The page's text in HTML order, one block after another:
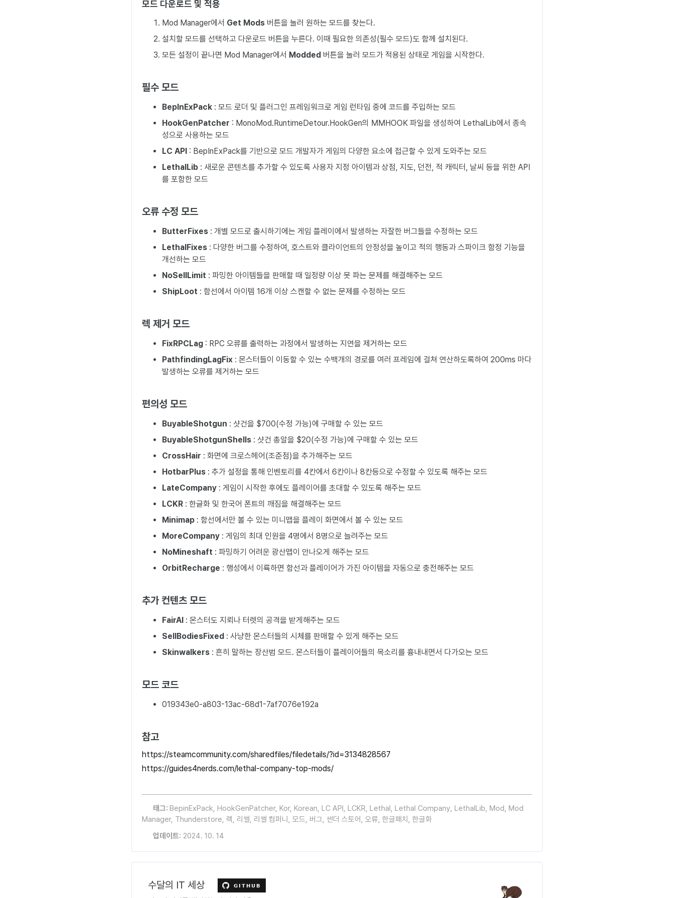
모드 다운로드 및 적용
Mod Manager에서 Get Mods 버튼을 눌러 원하는 모드를 찾는다.
설치할 모드를 선택하고 다운로드 버튼을 누른다. 이때 필요한 의존성(필수 모드)도 함께 설치된다.
모든 설정이 끝나면 Mod Manager에서 Modded 버튼을 눌러 모드가 적용된 상태로 게임을 시작한다.
필수 모드
BepInExPack : 모드 로더 및 플러그인 프레임워크로 게임 런타임 중에 코드를 주입하는 모드
HookGenPatcher : MonoMod.RuntimeDetour.HookGen의 MMHOOK 파일을 생성하여 LethalLib에서 종속
성으로 사용하는 모드
LC API : BepInExPack를 기반으로 모드 개발자가 게임의 다양한 요소에 접근할 수 있게 도와주는 모드
LethalLib : 새로운 콘텐츠를 추가할 수 있도록 사용자 지정 아이템과 상점, 지도, 던전, 적 캐릭터, 날씨 등을 위한 API
를 포함한 모드
오류 수정 모드
ButterFixes : 개별 모드로 출시하기에는 게임 플레이에서 발생하는 자잘한 버그들을 수정하는 모드
LethalFixes : 다양한 버그를 수정하여, 호스트와 클라이언트의 안정성을 높이고 적의 행동과 스파이크 함정 기능을
개선하는 모드
NoSellLimit : 파밍한 아이템들을 판매할 때 일정량 이상 못 파는 문제를 해결해주는 모드
ShipLoot : 함선에서 아이템 16개 이상 스캔할 수 없는 문제를 수정하는 모드
렉 제거 모드
FixRPCLag : RPC 오류를 출력하는 과정에서 발생하는 지연을 제거하는 모드
PathfindingLagFix : 몬스터들이 이동할 수 있는 수백개의 경로를 여러 프레임에 걸쳐 연산하도록하여 200ms 마다
발생하는 오류를 제거하는 모드
편의성 모드
BuyableShotgun : 샷건을 $700(수정 가능)에 구매할 수 있는 모드
BuyableShotgunShells : 샷건 총알을 $20(수정 가능)에 구매할 수 있는 모드
CrossHair : 화면에 크로스헤어(조준점)을 추가해주는 모드
HotbarPlus : 추가 설정을 통해 인벤토리를 4칸에서 6칸이나 8칸등으로 수정할 수 있도록 해주는 모드
LateCompany : 게임이 시작한 후에도 플레이어를 초대할 수 있도록 해주는 모드
LCKR : 한글화 및 한국어 폰트의 깨짐을 해결해주는 모드
Minimap : 함선에서만 볼 수 있는 미니맵을 플레이 화면에서 볼 수 있는 모드
MoreCompany : 게임의 최대 인원을 4명에서 8명으로 늘려주는 모드
NoMineshaft : 파밍하기 어려운 광산맵이 안나오게 해주는 모드
OrbitRecharge : 행성에서 이륙하면 함선과 플레이어가 가진 아이템을 자동으로 충전해주는 모드
추가 컨텐츠 모드
FairAI : 몬스터도 지뢰나 터렛의 공격을 받게해주는 모드
SellBodiesFixed : 사냥한 몬스터들의 시체를 판매할 수 있게 해주는 모드
Skinwalkers : 흔히 말하는 장산범 모드. 몬스터들이 플레이어들의 목소리를 흉내내면서 다가오는 모드
모드 코드
019343e0-a803-13ac-68d1-7af7076e192a
참고
https://steamcommunity.com/sharedfiles/filedetails/?id=3134828567
https://guides4nerds.com/lethal-company-top-mods/
태그: BepinExPack, HookGenPatcher, Kor, Korean, LC API, LCKR, Lethal, Lethal Company, LethalLib, Mod, Mod
Manager, Thunderstore, 렉, 리썰, 리썰 컴퍼니 , 모드, 버그, 썬더 스토어 , 오류, 한글패치 , 한글화
업데이트: 2024. 10. 14
수달의 IT 세상